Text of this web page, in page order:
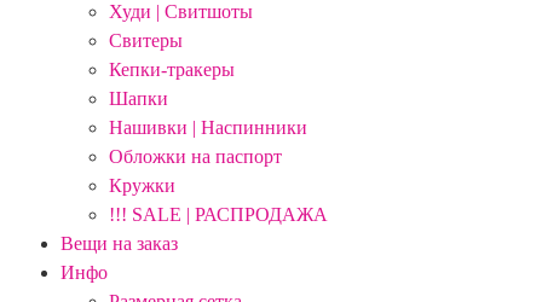
Худи | Свитшоты
Свитеры
Кепки-тракеры
Шапки
Нашивки | Наспинники
Обложки на паспорт
Кружки
!!! SALE | РАСПРОДАЖА
Вещи на заказ
Инфо